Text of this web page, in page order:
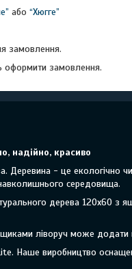
або “Хюгге”
замовлення.
оформити замовлення.
надійно, красиво
- це екологічно
середовища.
дерева 120х60 з
ліворуч може додати
Наше виробництво